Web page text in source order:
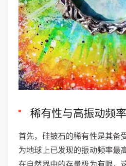
稀有性与高振动频率
首先，硅铍石的稀有性是其备
为地球上已发现的振动频率最